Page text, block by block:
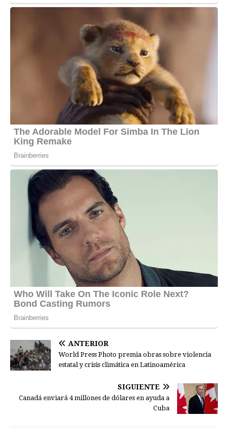
ANTERIOR
World Press Photo premia obras sobre violencia
estatal y crisis climática en Latinoamérica
SIGUIENTE
Canadá enviará 4 millones de dólares en ayuda a
Cuba